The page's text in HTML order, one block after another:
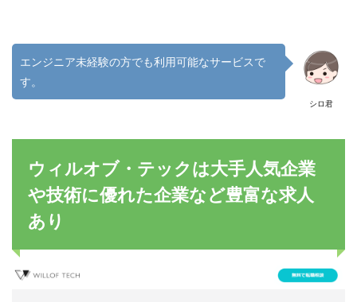
シロ君
エンジニア未経験の方でも利用可能なサービスで
す。
ウィルオブ・テックは大手人気企業
や技術に優れた企業など豊富な求人
あり